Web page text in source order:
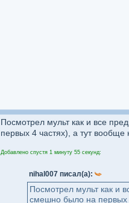
Посмотрел мульт как и все
первых 4 частях), а тут вообще
Добавлено спустя 1 минуту 55 секунд:
nihal007 писал(а):
Посмотрел мульт как и
смешно было на первых